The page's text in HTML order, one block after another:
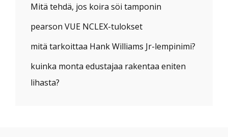
Mitä tehdä, jos koira söi tamponin
pearson VUE NCLEX-tulokset
mitä tarkoittaa Hank Williams Jr-lempinimi?
kuinka monta edustajaa rakentaa eniten
lihasta?